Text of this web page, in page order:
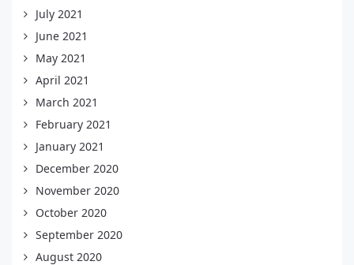
July 2021
June 2021
May 2021
April 2021
March 2021
February 2021
January 2021
December 2020
November 2020
October 2020
September 2020
August 2020